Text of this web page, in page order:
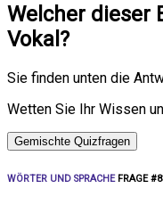
Welcher dieser
Vokal?
Sie finden unten die
Wetten Sie Ihr Wissen
Gemischte Quizfragen
WÖRTER UND SPRACHEFRAGE